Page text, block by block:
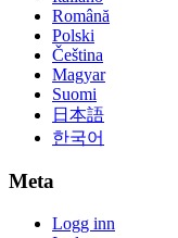
Română
Polski
Čeština
Magyar
Suomi
日本語
한국어
Meta
Logg inn